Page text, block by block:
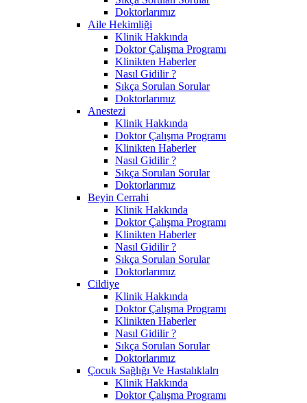
Doktorlarımız
Aile Hekimliği
Klinik Hakkında
Doktor Çalışma Programı
Klinikten Haberler
Nasıl Gidilir ?
Sıkça Sorulan Sorular
Doktorlarımız
Anestezi
Klinik Hakkında
Doktor Çalışma Programı
Klinikten Haberler
Nasıl Gidilir ?
Sıkça Sorulan Sorular
Doktorlarımız
Beyin Cerrahi
Klinik Hakkında
Doktor Çalışma Programı
Klinikten Haberler
Nasıl Gidilir ?
Sıkça Sorulan Sorular
Doktorlarımız
Cildiye
Klinik Hakkında
Doktor Çalışma Programı
Klinikten Haberler
Nasıl Gidilir ?
Sıkça Sorulan Sorular
Doktorlarımız
Çocuk Sağlığı Ve Hastalıklalrı
Klinik Hakkında
Doktor Çalışma Programı